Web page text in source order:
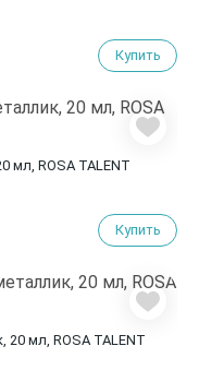
Купить
мл, ROSA TALENT
Купить
мл, ROSA TALENT